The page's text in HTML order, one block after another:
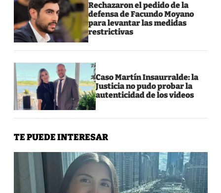
Rechazaron el pedido de la
defensa de Facundo Moyano
para levantar las medidas
restrictivas
Caso Martín Insaurralde: la
Justicia no pudo probar la
autenticidad de los videos
TE PUEDE INTERESAR